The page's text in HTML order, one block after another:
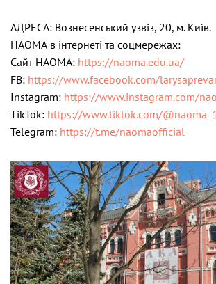
АДРЕСА: Вознесенський узвіз, 20, м. Київ.
НАОМА в інтернеті та соцмережах:
Cайт НАОМА: https://naoma.edu.ua/
FB: https://www.facebook.com/
Instagram: https://www.instagram.com/
TikTok: https://www.tiktok.com/
Telegram: https://t.me/naomaofficial